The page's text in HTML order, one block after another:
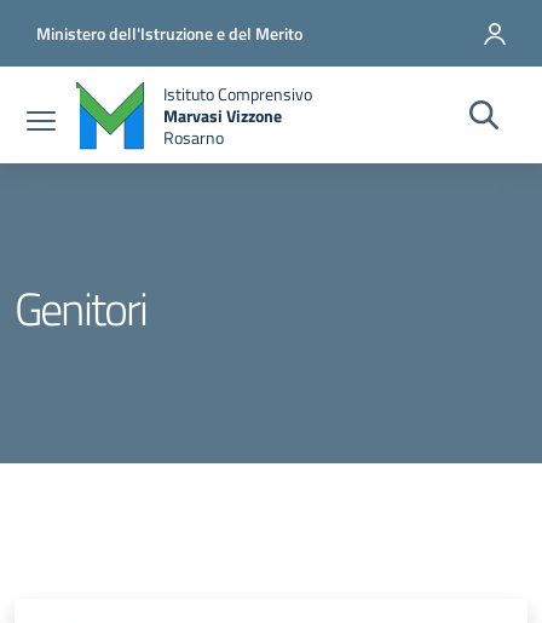
Ministero dell'Istruzione e del Merito
Istituto Comprensivo
Marvasi Vizzone
Rosarno
Genitori